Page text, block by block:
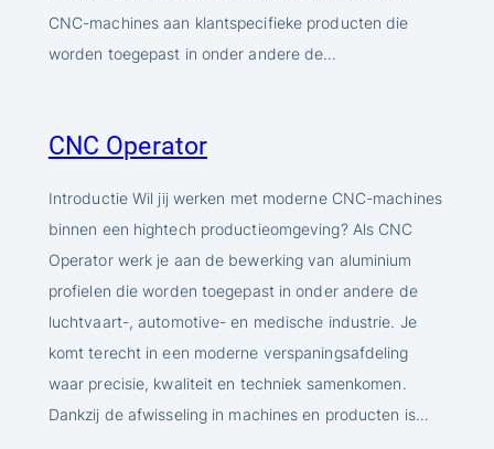
CNC-machines aan klantspecifieke producten die
worden toegepast in onder andere de…
CNC Operator
Introductie Wil jij werken met moderne CNC-machines
binnen een hightech productieomgeving? Als CNC
Operator werk je aan de bewerking van aluminium
profielen die worden toegepast in onder andere de
luchtvaart-, automotive- en medische industrie. Je
komt terecht in een moderne verspaningsafdeling
waar precisie, kwaliteit en techniek samenkomen.
Dankzij de afwisseling in machines en producten is…